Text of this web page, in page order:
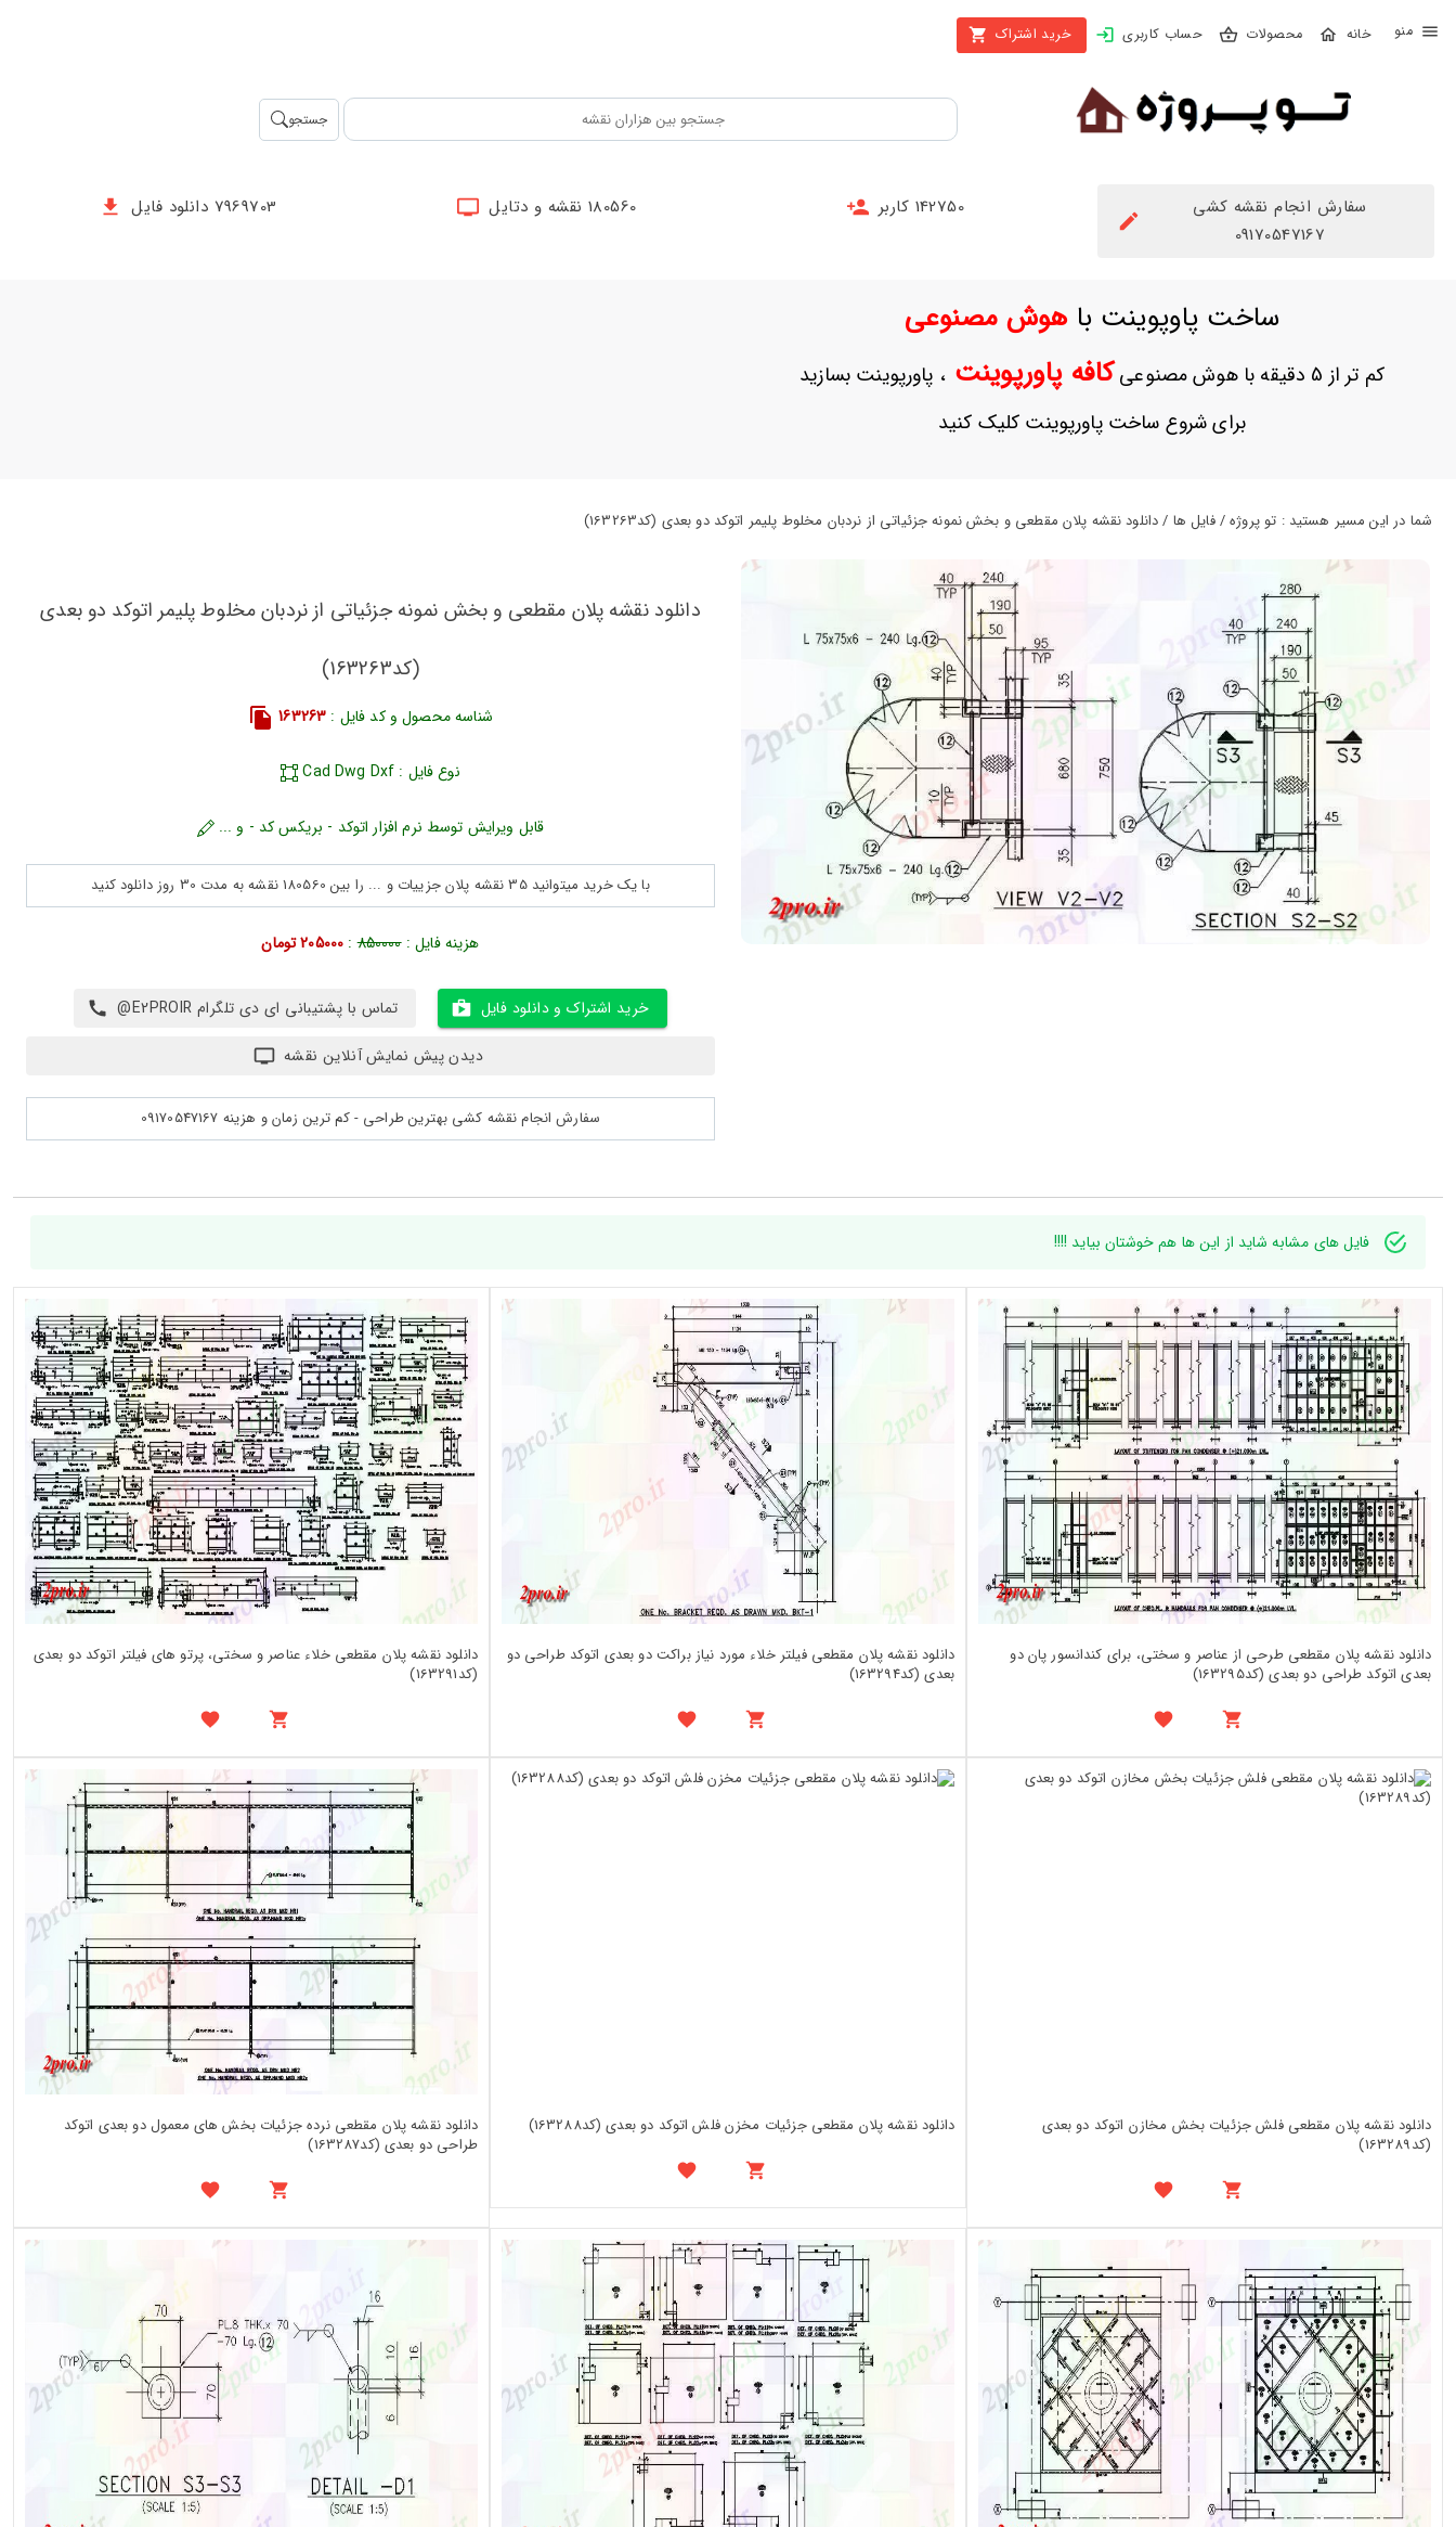
محصولات حساب کاربری خرید اشتراک
بستن
محصولات
حساب
کاربری
رمز
عبور
علاقه
جستجو
سفارش انجام نقشه کشی
09170547167
142750 کاربر 180560 نقشه و دتایل 7969703 دانلود فایل
ساخت پاوپوینت باهوش مصنوعی
کم تر از 5 دقیقه با هوش مصنوعی کافه پاورپوینت، پاورپوینت بسازید
برای شروع ساخت پاورپوینت کلیک کنید
شما در این مسیر هستید : تو پروژه / فایل ها / دانلود نقشه پلان مقطعی و بخش نمونه جزئیاتی از نردبان مخلوط پلیمر اتوکد دو بعدی (کد163263)
دانلود نقشه پلان مقطعی و بخش نمونه جزئیاتی از نردبان مخلوط پلیمر اتوکد دو بعدی
(کد163263)
شناسه محصول و کد فایل : 163263
نوع فایل : Cad Dwg Dxf
قابل ویرایش توسط نرم افزار اتوکد - بریکس کد - و ...
با یک خرید میتوانید 35 نقشه پلان جزییات و ... را بین 180560 نقشه به مدت 30 روز دانلود کنید
هزینه فایل :850000
: 205000 تومان
خرید اشتراک و دانلود فایل
تماس با پشتیبانی ای دی تلگرام E2PROIR@
دیدن پیش نمایش آنلاین نقشه
سفارش انجام نقشه کشی بهترین طراحی - کم ترین زمان و هزینه 09170547167
فایل های مشابه شاید از این ها هم خوشتان بیاید !!!!
دانلود نقشه پلان مقطعی طرحی از عناصر و سختی، برای کندانسور پان دو
بعدی اتوکد طراحی دو بعدی (کد163295)
دانلود نقشه پلان مقطعی فیلتر خلاء مورد نیاز براکت دو بعدی اتوکد طراحی دو
بعدی (کد163294)
دانلود نقشه پلان مقطعی خلاء عناصر و سختی، پرتو های فیلتر اتوکد دو بعدی
(کد163291)
دانلود نقشه پلان مقطعی فلش جزئیات بخش مخازن اتوکد دو بعدی
(کد163289)
دانلود نقشه پلان مقطعی جزئیات مخزن فلش اتوکد دو بعدی (کد163288)
دانلود نقشه پلان مقطعی نرده جزئیات بخش های معمول دو بعدی اتوکد
طراحی دو بعدی (کد163287)